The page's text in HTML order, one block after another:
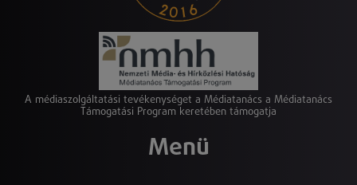
A médiaszolgáltatási tevékenységet a Médiatanács a Médiatanács
Támogatási Program keretében támogatja
Menü